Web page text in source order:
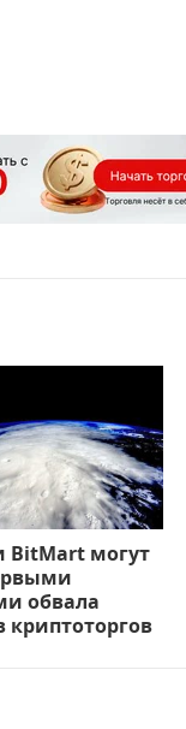
BitMart могут
обвала
криптоторгов